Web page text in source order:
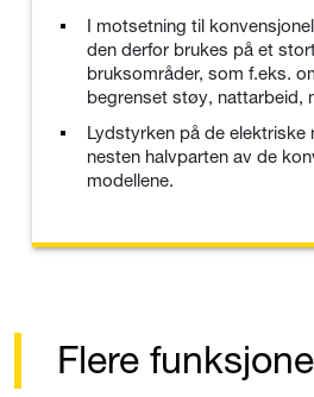
I motsetning til
den derfor brukes på et
bruksområder, som f.eks.
begrenset støy, nattarbeid,
Lydstyrken på de elektriske
nesten halvparten av de
modellene.
Flere